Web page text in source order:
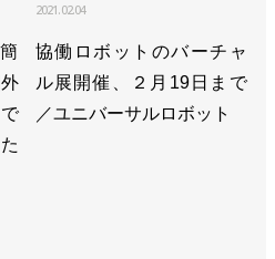
2021.02.04
協働ロボットのバーチャ
ル展開催、２月19日まで
／ユニバーサルロボット